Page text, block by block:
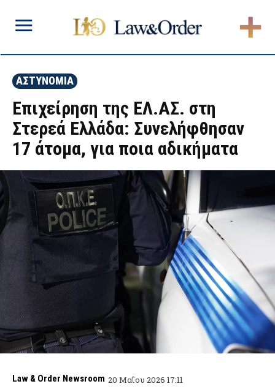
ΑΣΤΥΝΟΜΙΑ
Επιχείρηση της ΕΛ.ΑΣ. στη
Στερεά Ελλάδα: Συνελήφθησαν
17 άτομα, για ποια αδικήματα
Law & Order Newsroom 20 Μαΐου 2026 17:11